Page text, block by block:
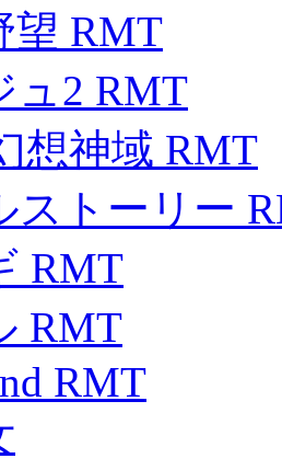
望 RMT
ュ2 RMT
想神域 RMT
ストーリー
RMT
RMT
RMT